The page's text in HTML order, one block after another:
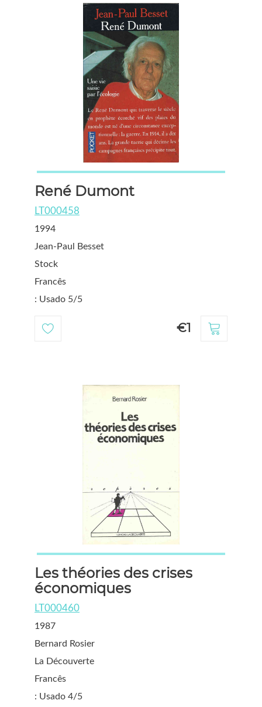
René Dumont
LT000458
1994
Jean-Paul Besset
Stock
Francês
: Usado 5/5
€1
Les théories des crises
économiques
LT000460
1987
Bernard Rosier
La Découverte
Francês
: Usado 4/5